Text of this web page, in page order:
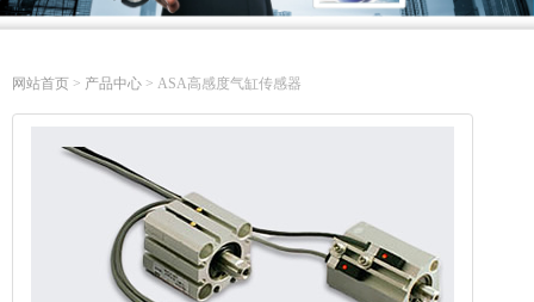
网站首页 > 产品中心 > ASA高感度气缸传感器